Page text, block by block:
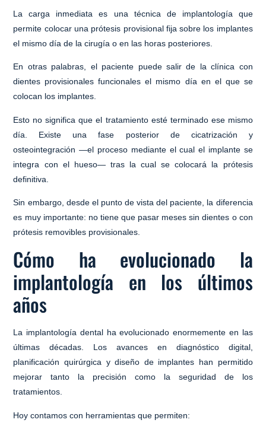
La carga inmediata es una técnica de implantología que
permite colocar una prótesis provisional fija sobre los implantes
el mismo día de la cirugía o en las horas posteriores.
En otras palabras, el paciente puede salir de la clínica con
dientes provisionales funcionales el mismo día en el que se
colocan los implantes.
Esto no significa que el tratamiento esté terminado ese mismo
día. Existe una fase posterior de cicatrización y
osteointegración —el proceso mediante el cual el implante se
integra con el hueso— tras la cual se colocará la prótesis
definitiva.
Sin embargo, desde el punto de vista del paciente, la diferencia
es muy importante: no tiene que pasar meses sin dientes o con
prótesis removibles provisionales
Cómo ha evolucionado la
implantología en los últimos
años
La implantología dental ha evolucionado enormemente en las
últimas décadas. Los avances en diagnóstico digital,
planificación quirúrgica y diseño de implantes han permitido
mejorar tanto la precisión como la seguridad de los
tratamientos.
Hoy contamos con herramientas que permiten: